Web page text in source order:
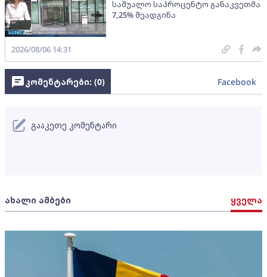
საშუალო საპროცენტო განაკვეთმა
7,25% შეადგინა
2026/08/06 14:31
ახალი ამბები ყველა
კომენტარები: (0) Facebook
გააკეთე კომენტარი